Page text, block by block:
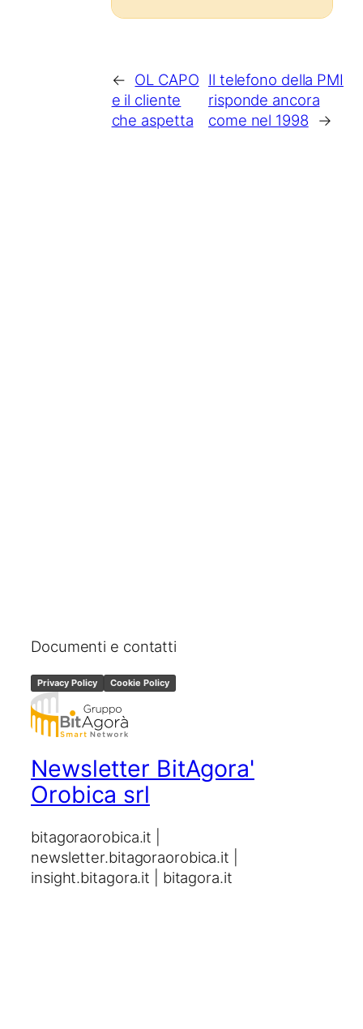
← OL CAPO
e il cliente
che aspetta
Il telefono della PMI
risponde ancora
come nel 1998
→
Documenti e contatti
Privacy Policy Cookie Policy
Newsletter BitAgora'
Orobica srl
bitagoraorobica.it |
newsletter.bitagoraorobica.it |
insight.bitagora.it | bitagora.it